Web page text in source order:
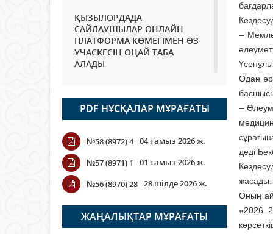
ҚЫЗЫЛОРДАДА
САЙЛАУШЫЛАР ОНЛАЙН
ПЛАТФОРМА КӨМЕГІМЕН ӨЗ
УЧАСКЕСІН ОҢАЙ ТАБА
АЛАДЫ
Open Air: Қызылорда
облысы полиция
департаменті 20 мыңнан
астам көрерменнің
қауіпсіздігін қамтамасыз етті
ҚАЛАЙ ӨТЕДІ?
06 тамыз 2026 ж. 255
PDF НҰСҚАЛАР МҰРАҒАТЫ
№58 (8972) 4 04 тамыз 2026 ж.
№57 (8971) 1
01 тамыз 2026 ж.
№56 (8970) 28 28 шілде 2026 ж.
ЖАҢАЛЫҚТАР МҰРАҒАТЫ
–
Үсенұлы.
Одан
–
деді
жасады.
Оның